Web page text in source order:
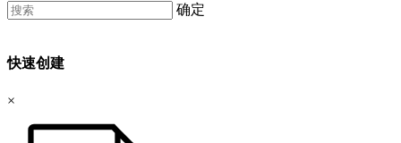
确定
快速创建
×